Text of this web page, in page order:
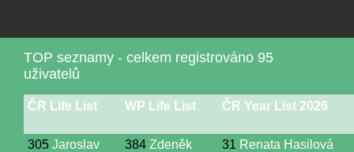
TOP seznamy - celkem registrováno 95
uživatelů
ČR Life List WP Life List ČR Year List 2026
305 Jaroslav
384 Zdeněk
31 Renata Hasilová